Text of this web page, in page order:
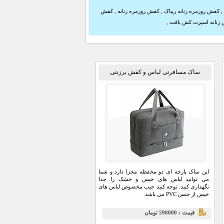
,کفش روزمره زنانه ریباک ,کفش روزمره زنانه ,کفش
اسپرت کش بافت
ساک مسافرتی لباس و کفش برزنتی
این ساک پارچه ای دو محفظه مجزا دارد و شما
می توانید لباس های خیس و خشک را جدا
نگهداری کنید. توجه کنید جیب مخصوص لباس های
خیس از جنس PVC می باشد.
قيمت : 598000 تومان